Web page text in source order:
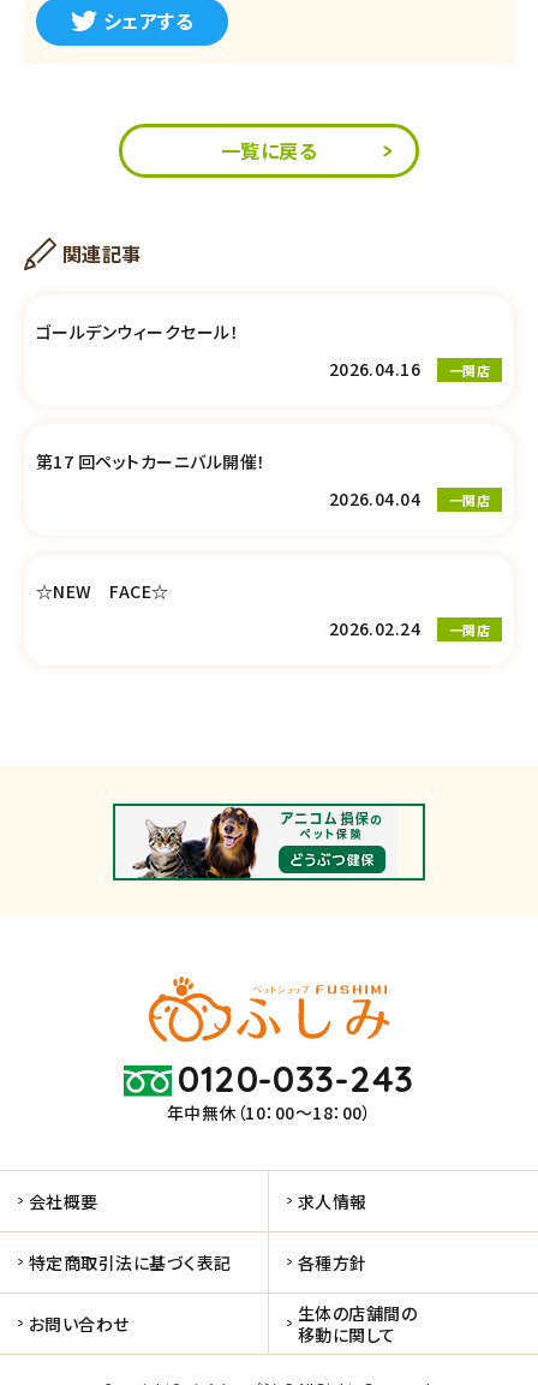
シェアする
一覧に戻る
関連記事
ゴールデンウィークセール！
2026.04.16
一関店
第17 回ペットカーニバル開催！
2026.04.04
一関店
☆NEW FACE☆
2026.02.24
一関店
0120-033-243
年中無休（10：00～18：00）
会社概要 求人情報
特定商取引法に基づく表記 各種方針
お問い合わせ
生体の店舗間の
移動に関して